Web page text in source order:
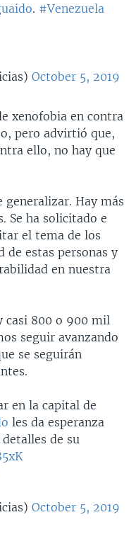
. #Venezuela
October 5, 2019
xenofobia en contra
pero advirtió que,
ello, no hay que
Hay más
Se ha solicitado e
el tema de los
de estas personas y
en nuestra
casi 800 o 900 mil
seguir avanzando
se seguirán
en la capital de
les da esperanza
de su
October 5, 2019